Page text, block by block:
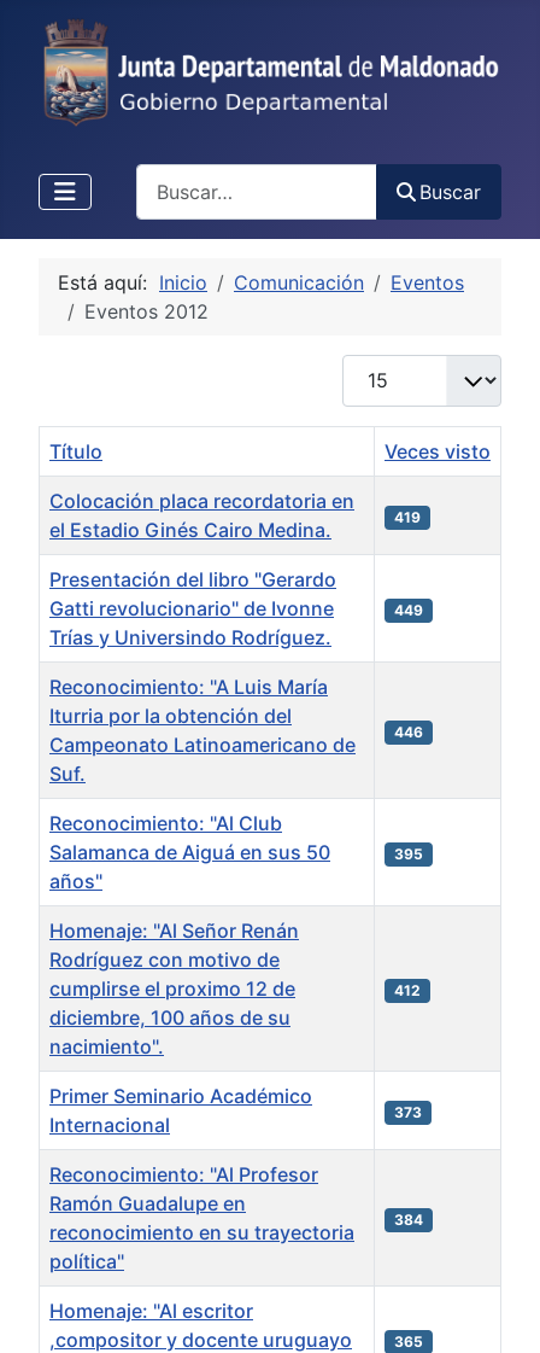
Buscar
Está aquí: Inicio Comunicación
Eventos
Eventos 2012
Cantidad
Título Veces visto
Colocación placa recordatoria en
el Estadio Ginés Cairo Medina.
419
Presentación del libro "Gerardo
Gatti revolucionario" de Ivonne
Trías y Universindo Rodríguez.
449
Reconocimiento: "A Luis María
Iturria por la obtención del
Campeonato Latinoamericano de
Suf.
446
Reconocimiento: "Al Club
Salamanca de Aiguá en sus 50
años"
395
Homenaje: "Al Señor Renán
Rodríguez con motivo de
cumplirse el proximo 12 de
diciembre, 100 años de su
nacimiento".
412
Primer Seminario Académico
Internacional
373
Reconocimiento: "Al Profesor
Ramón Guadalupe en
reconocimiento en su trayectoria
política"
384
Homenaje: "Al escritor
,compositor y docente uruguayo
365